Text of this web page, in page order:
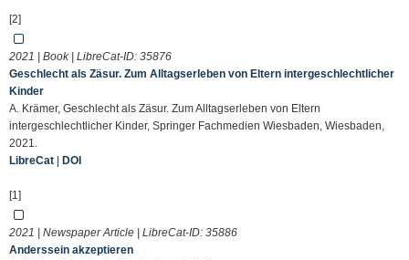
[2]
2021 | Book | LibreCat-ID: 35876
Geschlecht als Zäsur. Zum Alltagserleben von Eltern intergeschlechtlicher
Kinder
A. Krämer, Geschlecht als Zäsur. Zum Alltagserleben von Eltern
intergeschlechtlicher Kinder, Springer Fachmedien Wiesbaden, Wiesbaden,
2021.
LibreCat
DOI
[1]
2021 | Newspaper Article | LibreCat-ID: 35886
Anderssein akzeptieren